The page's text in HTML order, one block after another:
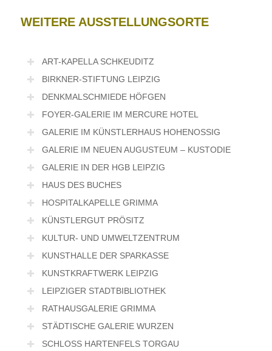
WEITERE AUSSTELLUNGSORTE
ART-KAPELLA SCHKEUDITZ
BIRKNER-STIFTUNG LEIPZIG
DENKMALSCHMIEDE HÖFGEN
FOYER-GALERIE IM MERCURE HOTEL
GALERIE IM KÜNSTLERHAUS HOHENOSSIG
GALERIE IM NEUEN AUGUSTEUM – KUSTODIE
GALERIE IN DER HGB LEIPZIG
HAUS DES BUCHES
HOSPITALKAPELLE GRIMMA
KÜNSTLERGUT PRÖSITZ
KULTUR- UND UMWELTZENTRUM
KUNSTHALLE DER SPARKASSE
KUNSTKRAFTWERK LEIPZIG
LEIPZIGER STADTBIBLIOTHEK
RATHAUSGALERIE GRIMMA
STÄDTISCHE GALERIE WURZEN
SCHLOSS HARTENFELS TORGAU